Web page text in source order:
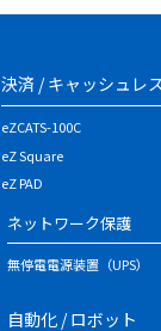
決済 / キャッシュレ
eZCATS-100C
eZ Square
eZ PAD
ネットワーク保護
無停電電源装置（UPS）
自動化 / ロボット